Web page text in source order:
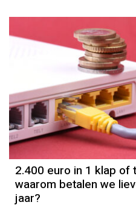
2.400 euro in 1 klap
waarom betalen we
jaar?